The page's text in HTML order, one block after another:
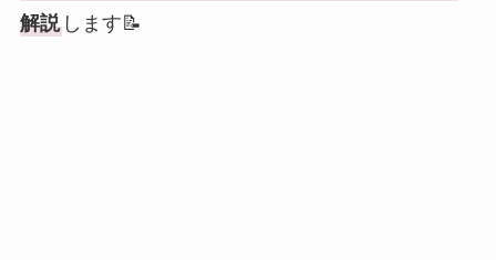
解説します📝